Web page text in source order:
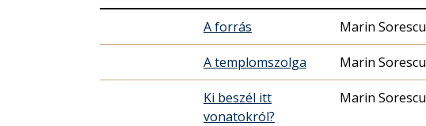
A forrás Marin Sorescu
A templomszolga Marin Sorescu
Ki beszél itt
vonatokról?
Marin Sorescu